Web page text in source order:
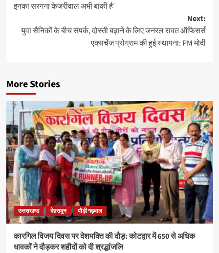
इनका सरगना केजरीवाल अभी बाकी है’
Next:
युवा सैनिकों के बीच संपर्क, दोस्ती बढ़ाने के लिए जनरल रावत ऑफिसर्स
एक्सचेंज प्रोग्राम की हुई स्थापना: PM मोदी
More Stories
उत्तराखण्ड देहरादून पौड़ी गढ़वाल
कारगिल विजय दिवस पर देशभक्ति की दौड़: कोटद्वार में 650 से अधिक
धावकों ने दौड़कर शहीदों को दी श्रद्धांजलि